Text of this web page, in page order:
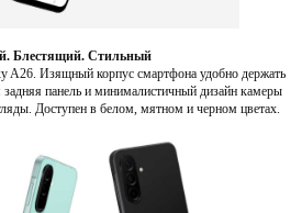
Блестящий. Стильный
A26. Изящный корпус смартфона удобно держать
задняя панель и минималистичный дизайн камеры
Доступен в белом, мятном и черном цветах.